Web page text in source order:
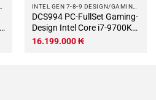
DCS994 PC-FullSet Gaming-
Design Intel Core i7-9700KF
3.6Ghz Turbo 4.9Ghz 8
16.199.000₭